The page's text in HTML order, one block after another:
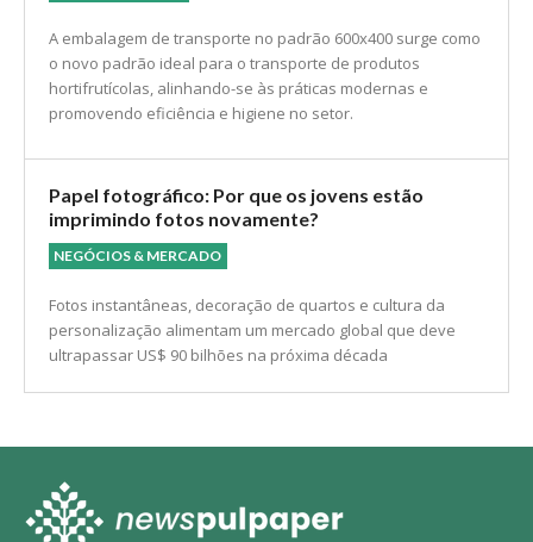
A embalagem de transporte no padrão 600x400 surge como
o novo padrão ideal para o transporte de produtos
hortifrutícolas, alinhando-se às práticas modernas e
promovendo eficiência e higiene no setor.
Papel fotográfico: Por que os jovens estão
imprimindo fotos novamente?
NEGÓCIOS & MERCADO
Fotos instantâneas, decoração de quartos e cultura da
personalização alimentam um mercado global que deve
ultrapassar US$ 90 bilhões na próxima década